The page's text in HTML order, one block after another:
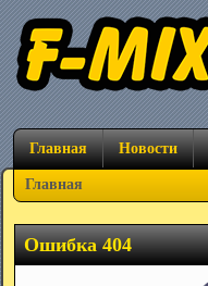
Главная Новости
Главная
Ошибка 404